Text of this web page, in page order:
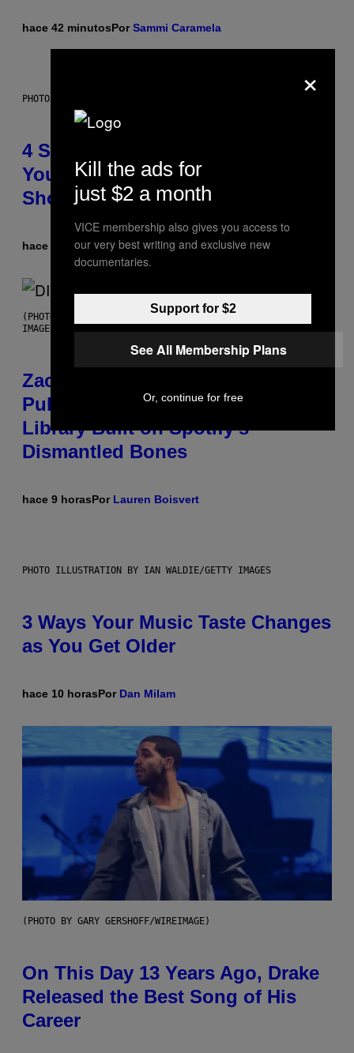
hace 42 minutosPorSammi Caramela
PHOTO BY SCOTT LEGATO/GETTY IMAGES
4 Shoegaze Songs to Listen to if
You Don’t Know if You Like
Shoegaze
hace 9 horas PorStephen Andrew Galiher
(PHOTO BY ROBERTO PANUCCI – CORBIS/CORBIS VIA GETTY
IMAGES)
Zachary Cole Smith Wants a
Publicly Owned Music Streaming
Library Built on Spotify’s
Dismantled Bones
hace 9 horasPor Lauren Boisvert
PHOTO ILLUSTRATION BY IAN WALDIE/GETTY IMAGES
3 Ways Your Music Taste Changes
as You Get Older
hace 10 horasPor Dan Milam
(PHOTO BY GARY GERSHOFF/WIREIMAGE)
On This Day 13 Years Ago, Drake
Released the Best Song of His
Career
×
Kill the ads for
just $2 a month
VICE membership also gives you access to
our very best writing and exclusive new
documentaries.
Support for $2
See All Membership Plans
Or, continue for free